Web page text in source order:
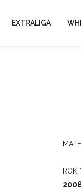
EXTRALIGA
ROK